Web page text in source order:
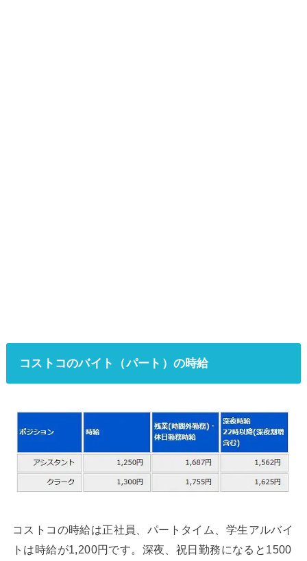
コストコのバイト（パート）の時給
コストコの時給は正社員、パートタイム、学生アルバイ
トは時給が1,200円です。深夜、祝日勤務になると1500